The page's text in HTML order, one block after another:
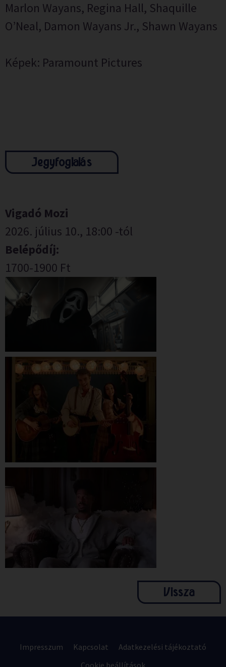
Marlon Wayans, Regina Hall, Shaquille
O’Neal, Damon Wayans Jr., Shawn Wayans
Képek: Paramount Pictures
Jegyfoglalás
Vigadó Mozi
2026. július 10., 18:00 -tól
Belépődíj:
1700-1900 Ft
Vissza
Impresszum Kapcsolat
Adatkezelési tájékoztató
Cookie beállítások